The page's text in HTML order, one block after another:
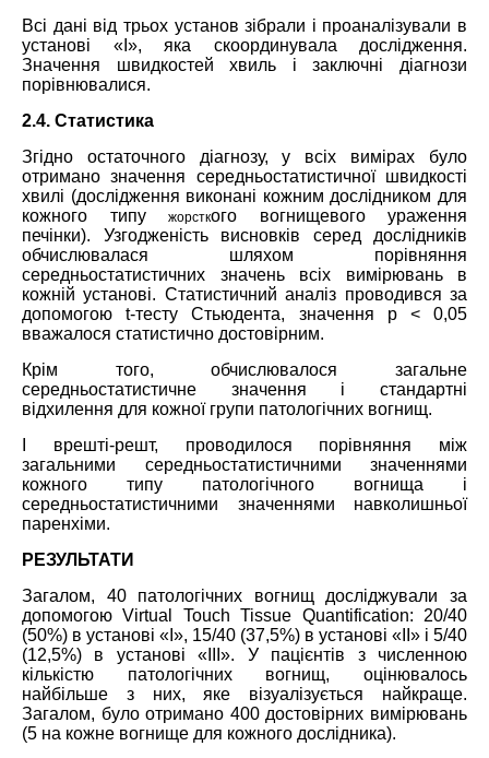
Всі дані від трьох установ зібрали і проаналізували в
установі «I», яка скоординувала дослідження.
Значення швидкостей хвиль і заключні діагнози
порівнювалися.
2.4. Статистика
Згідно остаточного діагнозу, у всіх вимірах було
отримано значення середньостатистичної швидкості
хвилі (дослідження виконані кожним дослідником для
кожного типу
жорсткого вогнищевого ураження
печінки). Узгодженість висновків серед дослідників
обчислювалася шляхом порівняння
середньостатистичних значень всіх вимірювань в
кожній установі. Статистичний аналіз проводився за
допомогою t-тесту Стьюдента, значення p < 0,05
вважалося статистично достовірним.
Крім того, обчислювалося загальне
середньостатистичне значення і стандартні
відхилення для кожної групи патологічних вогнищ.
І врешті-решт, проводилося порівняння між
загальними середньостатистичними значеннями
кожного типу патологічного вогнища і
середньостатистичними значеннями навколишньої
паренхіми.
РЕЗУЛЬТАТИ
Загалом, 40 патологічних вогнищ досліджували за
допомогою Virtual Touch Tissue Quantification: 20/40
(50%) в установі «I», 15/40 (37,5%) в установі «II» і 5/40
(12,5%) в установі «III». У пацієнтів з численною
кількістю патологічних вогнищ, оцінювалось
найбільше з них, яке візуалізується найкраще.
Загалом, було отримано 400 достовірних вимірювань
(5 на кожне вогнище для кожного дослідника).